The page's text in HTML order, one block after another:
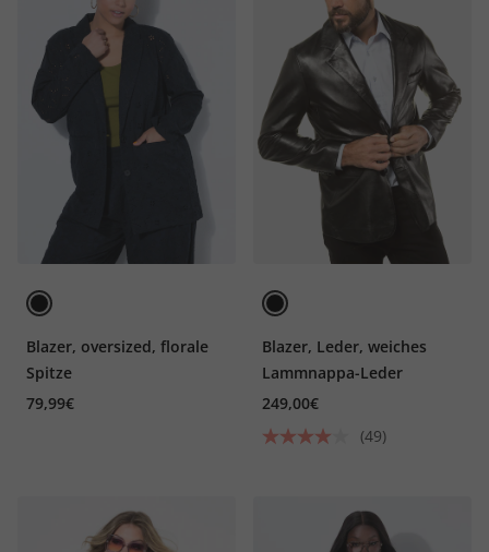
Blazer, oversized, florale
Spitze
79,99€
Blazer, Leder, weiches
Lammnappa-Leder
249,00€
(49)